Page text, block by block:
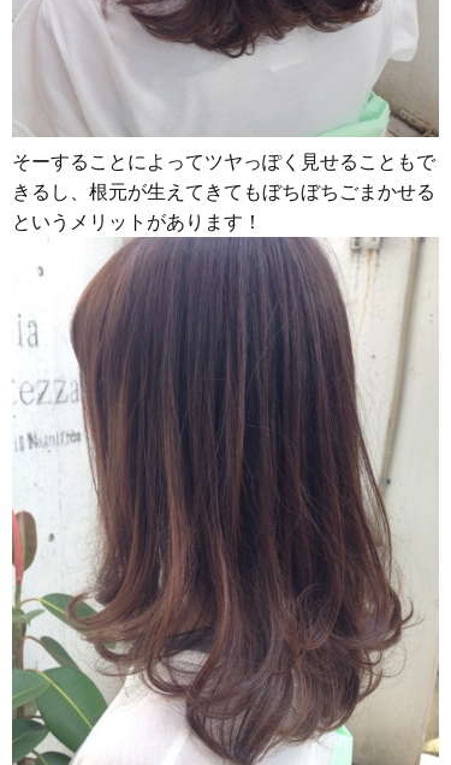
そーすることによってツヤっぽく見せることもで
きるし、根元が生えてきてもぼちぼちごまかせる
というメリットがあります！